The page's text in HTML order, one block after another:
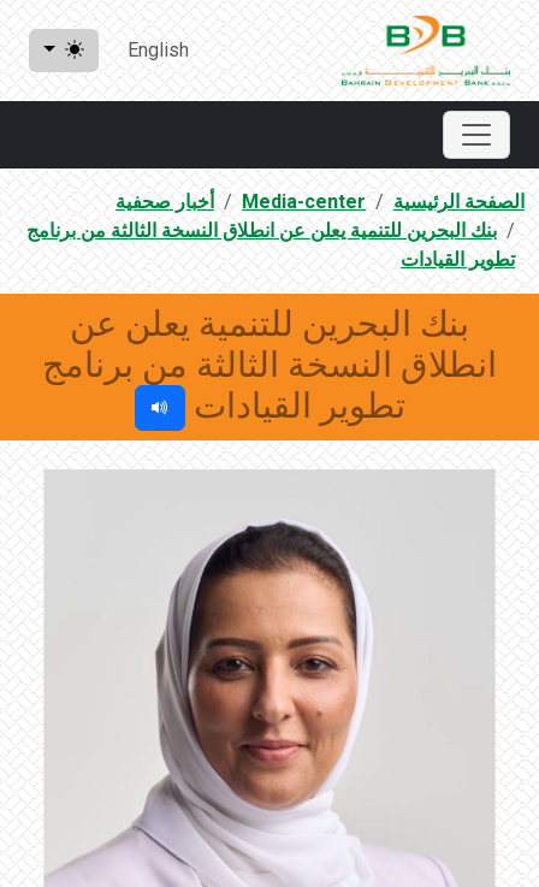
English
الصفحة الرئيسية Media-center
أخبار صحفية
بنك البحرين للتنمية يعلن عن انطلاق النسخة الثالثة من برنامج
تطوير القيادات
بنك البحرين للتنمية يعلن عن
انطلاق النسخة الثالثة من برنامج
تطوير القيادات